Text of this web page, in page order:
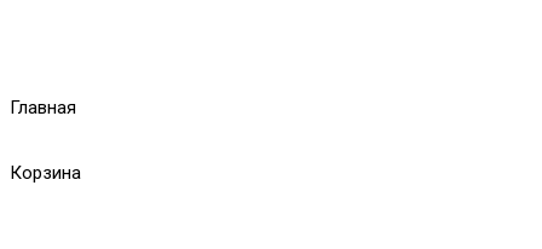
Главная
Корзина